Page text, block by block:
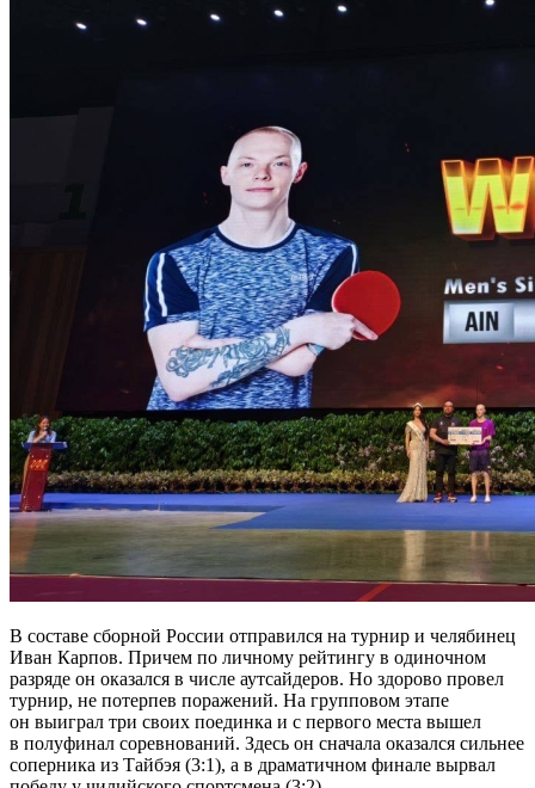
В составе сборной России отправился на турнир и челябинец
Иван Карпов. Причем по личному рейтингу в одиночном
разряде он оказался в числе аутсайдеров. Но здорово провел
турнир, не потерпев поражений. На групповом этапе
он выиграл три своих поединка и с первого места вышел
в полуфинал соревнований. Здесь он сначала оказался сильнее
соперника из Тайбэя (3:1), а в драматичном финале вырвал